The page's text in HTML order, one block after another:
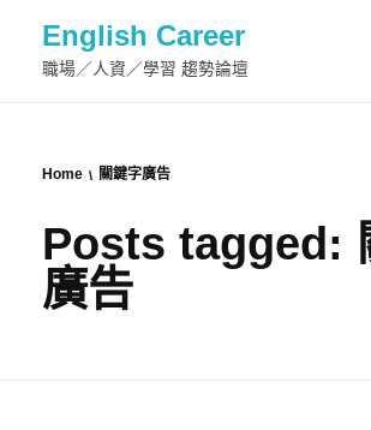
English Career
職場／人資／學習 趨勢論壇
Home 關鍵字廣告
Posts tagged:
廣告